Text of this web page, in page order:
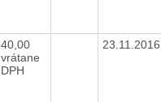
40,00
vrátane
DPH
23.11.2016